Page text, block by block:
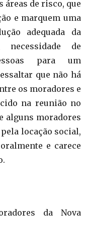
áreas de risco, que
e marquem uma
adequada da
de
para um
que não há
os moradores e
na reunião no
alguns moradores
locação social,
e carece
da Nova